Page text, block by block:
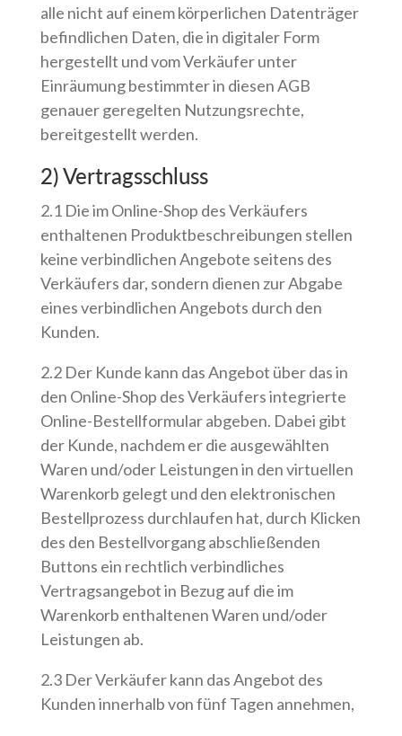
alle nicht auf einem körperlichen Datenträger
befindlichen Daten, die in digitaler Form
hergestellt und vom Verkäufer unter
Einräumung bestimmter in diesen AGB
genauer geregelten Nutzungsrechte,
bereitgestellt werden.
2) Vertragsschluss
2.1 Die im Online-Shop des Verkäufers
enthaltenen Produktbeschreibungen stellen
keine verbindlichen Angebote seitens des
Verkäufers dar, sondern dienen zur Abgabe
eines verbindlichen Angebots durch den
Kunden.
2.2 Der Kunde kann das Angebot über das in
den Online-Shop des Verkäufers integrierte
Online-Bestellformular abgeben. Dabei gibt
der Kunde, nachdem er die ausgewählten
Waren und/oder Leistungen in den virtuellen
Warenkorb gelegt und den elektronischen
Bestellprozess durchlaufen hat, durch Klicken
des den Bestellvorgang abschließenden
Buttons ein rechtlich verbindliches
Vertragsangebot in Bezug auf die im
Warenkorb enthaltenen Waren und/oder
Leistungen ab.
2.3 Der Verkäufer kann das Angebot des
Kunden innerhalb von fünf Tagen annehmen,